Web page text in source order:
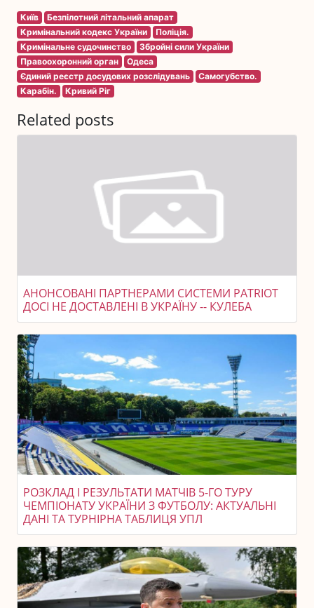
Київ
Безпілотний літальний апарат
Кримінальний кодекс України
Поліція.
Кримінальне судочинство
Збройні сили України
Правоохоронний орган
Одеса
Єдиний реєстр досудових розслідувань
Самогубство.
Карабін.
Кривий Ріг
Related posts
АНОНСОВАНІ ПАРТНЕРАМИ СИСТЕМИ PATRIOT
ДОСІ НЕ ДОСТАВЛЕНІ В УКРАЇНУ -- КУЛЕБА
РОЗКЛАД І РЕЗУЛЬТАТИ МАТЧІВ 5-ГО ТУРУ
ЧЕМПІОНАТУ УКРАЇНИ З ФУТБОЛУ: АКТУАЛЬНІ
ДАНІ ТА ТУРНІРНА ТАБЛИЦЯ УПЛ